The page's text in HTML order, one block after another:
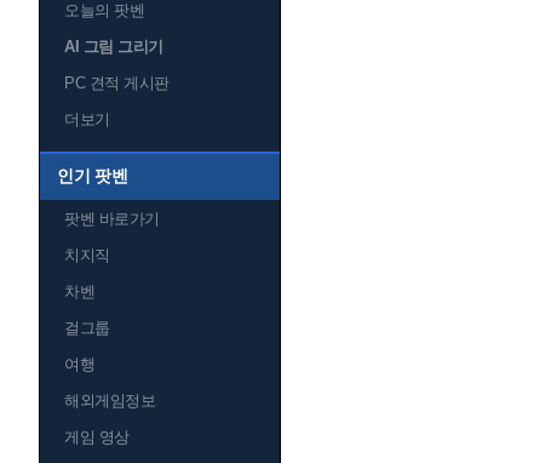
오늘의 팟벤
AI 그림 그리기
PC 견적 게시판
더보기
인기 팟벤
팟벤 바로가기
치지직
차벤
걸그룹
여행
해외게임정보
게임 영상